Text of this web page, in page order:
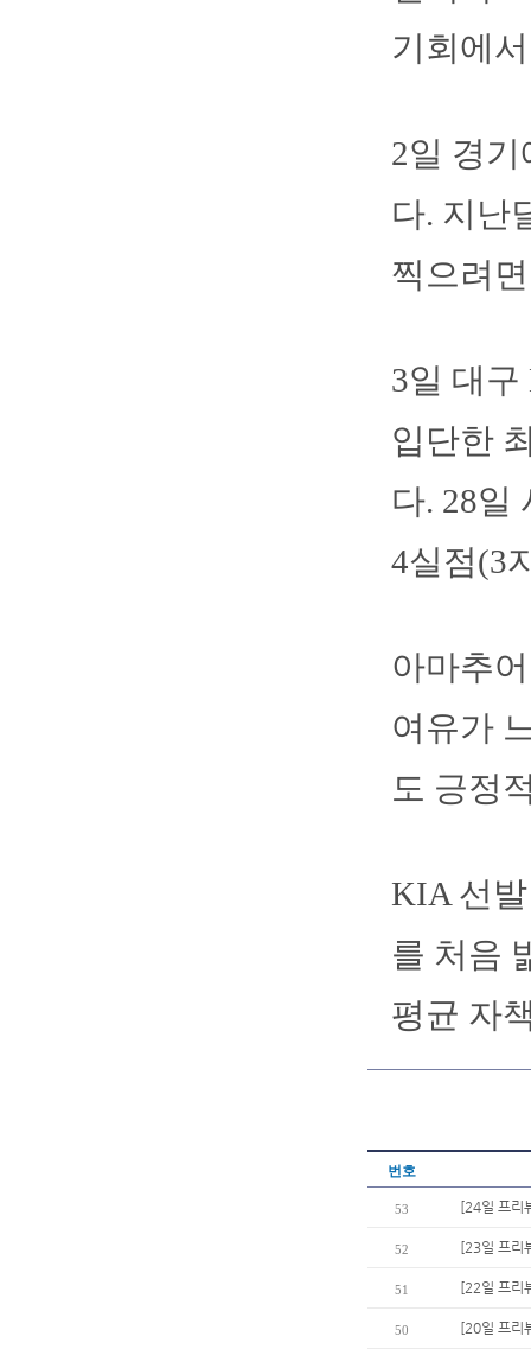
기회에
2일 경
다. 지난
찍으려
3일 대
입단한
다. 28일
4실점(3
아마추
여유가
도 긍정
KIA 선
를 처음
평균 자
번호
53 [24일 프리
52 [23일 프리
51 [22일 프리
50 [20일 프리